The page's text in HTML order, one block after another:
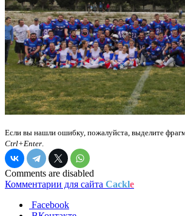
Если вы нашли ошибку, пожалуйста, выделите
Ctrl+Enter
Comments are disabled
Комментарии для сайта Cackle
Facebook